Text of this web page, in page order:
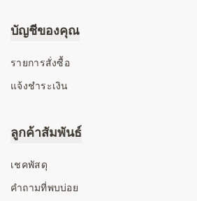
บัญชีของคุณ
รายการสั่งซื้อ
แจ้งชำระเงิน
ลูกค้าสัมพันธ์
เชคพัสดุ
คำถามที่พบบ่อย